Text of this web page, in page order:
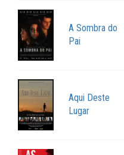
A Sombra do
Pai
Aqui Deste
Lugar